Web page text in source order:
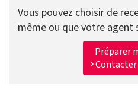
Vous pouvez choisir de
même ou que votre agent
Préparer